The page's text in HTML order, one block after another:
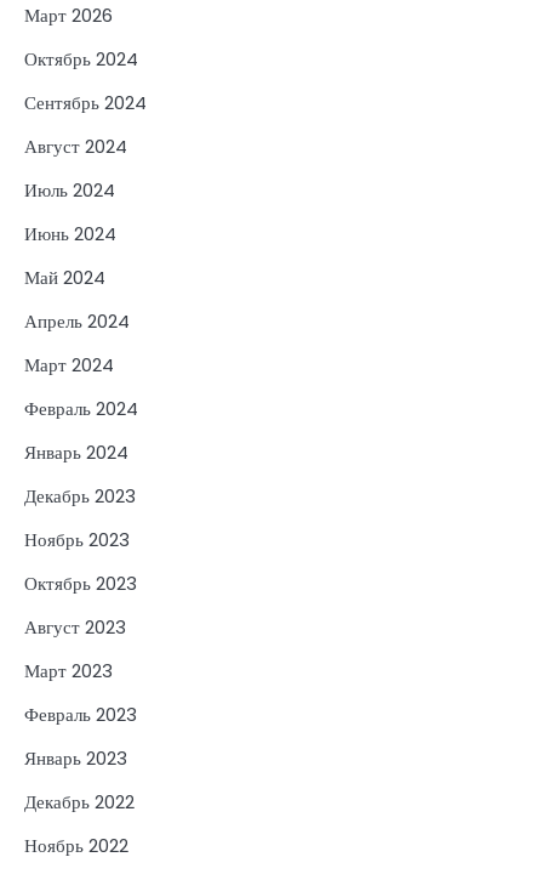
Март 2026
Октябрь 2024
Сентябрь 2024
Август 2024
Июль 2024
Июнь 2024
Май 2024
Апрель 2024
Март 2024
Февраль 2024
Январь 2024
Декабрь 2023
Ноябрь 2023
Октябрь 2023
Август 2023
Март 2023
Февраль 2023
Январь 2023
Декабрь 2022
Ноябрь 2022